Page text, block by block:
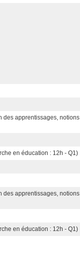
des apprentissages, notions
en éducation : 12h - Q1)
des apprentissages, notions
en éducation : 12h - Q1)